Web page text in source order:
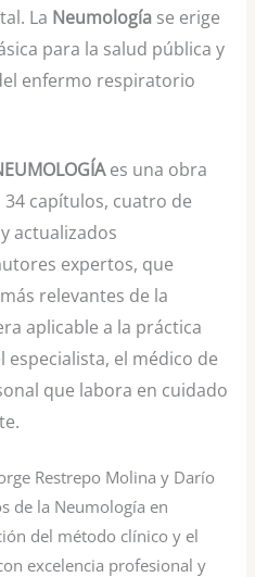
La Neumología se erige
para la salud pública y
enfermo respiratorio
es una obra
capítulos, cuatro de
actualizados
expertos, que
relevantes de la
aplicable a la práctica
especialista, el médico de
que labora en cuidado
Restrepo Molina y Darío
de la Neumología en
del método clínico y el
excelencia profesional y